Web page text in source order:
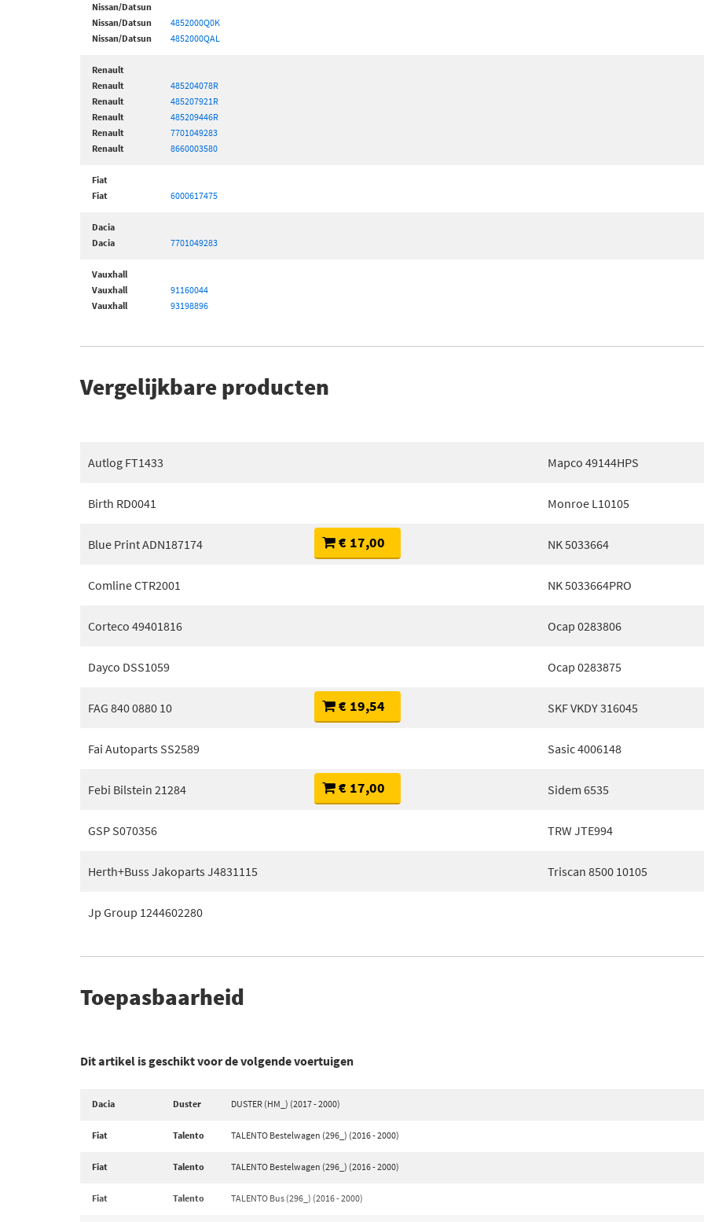
Nissan/Datsun
Nissan/Datsun
4852000Q0K
Nissan/Datsun
4852000QAL
Renault
Renault
485204078R
Renault
485207921R
Renault
485209446R
Renault
7701049283
Renault
8660003580
Fiat
Fiat
6000617475
Dacia
Dacia
7701049283
Vauxhall
Vauxhall
91160044
Vauxhall
93198896
Vergelijkbare producten
Autlog FT1433
Birth RD0041
Blue Print ADN187174 € 17,00
Comline CTR2001
Corteco 49401816
Dayco DSS1059
FAG 840 0880 10 € 19,54
Fai Autoparts SS2589
Febi Bilstein 21284 € 17,00
GSP S070356
Herth+Buss Jakoparts J4831115
Jp Group 1244602280
Mapco 49144HPS
Monroe L10105
NK 5033664
NK 5033664PRO
Ocap 0283806
Ocap 0283875
SKF VKDY 316045
Sasic 4006148
Sidem 6535
TRW JTE994
Triscan 8500 10105
Toepasbaarheid
Dit artikel is geschikt voor de volgende voertuigen
Dacia Duster DUSTER (HM_) (2017 - 2000)
Fiat Talento TALENTO Bestelwagen (296_) (2016 - 2000)
Fiat Talento TALENTO Bestelwagen (296_) (2016 - 2000)
Fiat Talento TALENTO Bus (296_) (2016 - 2000)